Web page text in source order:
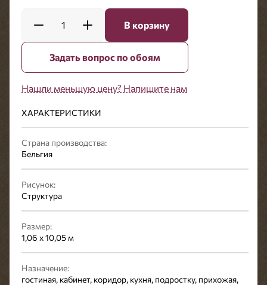
1 В корзину
Задать вопрос по обоям
Нашли меньшую цену? Напишите нам
ХАРАКТЕРИСТИКИ
Страна производства:
Бельгия
Рисунок:
Структура
Размер:
1,06 x 10,05 м
Назначение:
гостиная, кабинет, коридор, кухня, подростку, прихожая,